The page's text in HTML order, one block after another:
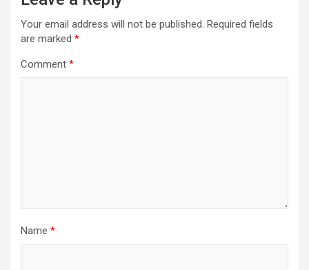
Your email address will not be published. Required fields
are marked *
Comment *
Name *